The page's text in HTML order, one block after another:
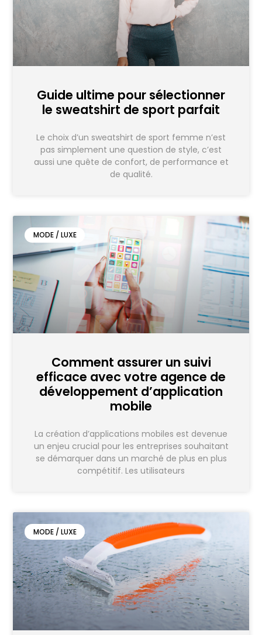
Guide ultime pour sélectionner
le sweatshirt de sport parfait
Le choix d’un sweatshirt de sport femme n’est
pas simplement une question de style, c’est
aussi une quête de confort, de performance et
de qualité.
MODE / LUXE
Comment assurer un suivi
efficace avec votre agence de
développement d’application
mobile
La création d’applications mobiles est devenue
un enjeu crucial pour les entreprises souhaitant
se démarquer dans un marché de plus en plus
compétitif. Les utilisateurs
MODE / LUXE